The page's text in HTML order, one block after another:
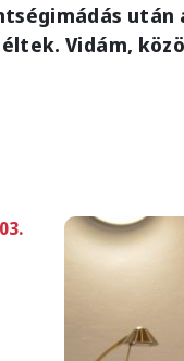
Vidám,
Image